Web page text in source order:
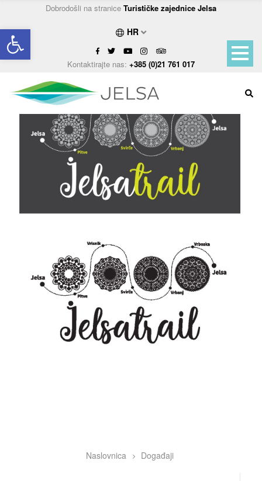
Open toolbar
Dobrodošli na stranice Turističke zajednice Jelsa
HR
Kontaktirajte nas: +385 (0)21 761 017
BreadcrumbNaslovnica Događaji